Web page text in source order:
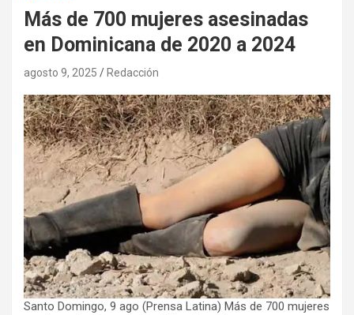
Más de 700 mujeres asesinadas
en Dominicana de 2020 a 2024
agosto 9, 2025 Redacción
Santo Domingo, 9 ago (Prensa Latina) Más de 700 mujeres